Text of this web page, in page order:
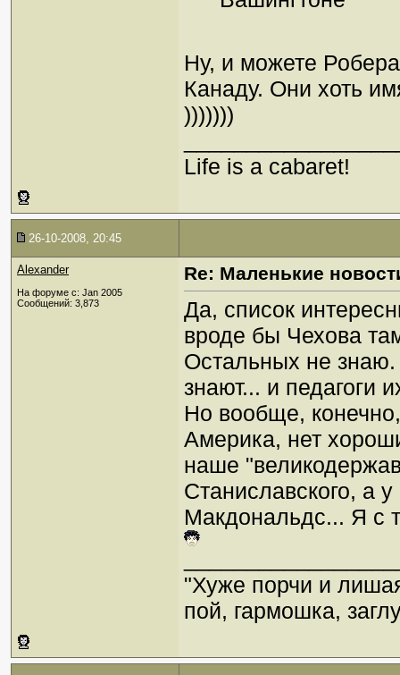
Ну, и можете
Канаду. Они хоть
)))))))
Life is a cabaret!
26-10-2008, 20:45
Alexander
На форуме с: Jan 2005
Сообщений: 3,873
Re: Маленькие
Да, список
вроде бы Чехова
Остальных не
знают... и педагоги
Но вообще,
Америка, нет
наше
Станиславского, а
Макдональдс... Я с
"Хуже порчи и
пой, гармошка,